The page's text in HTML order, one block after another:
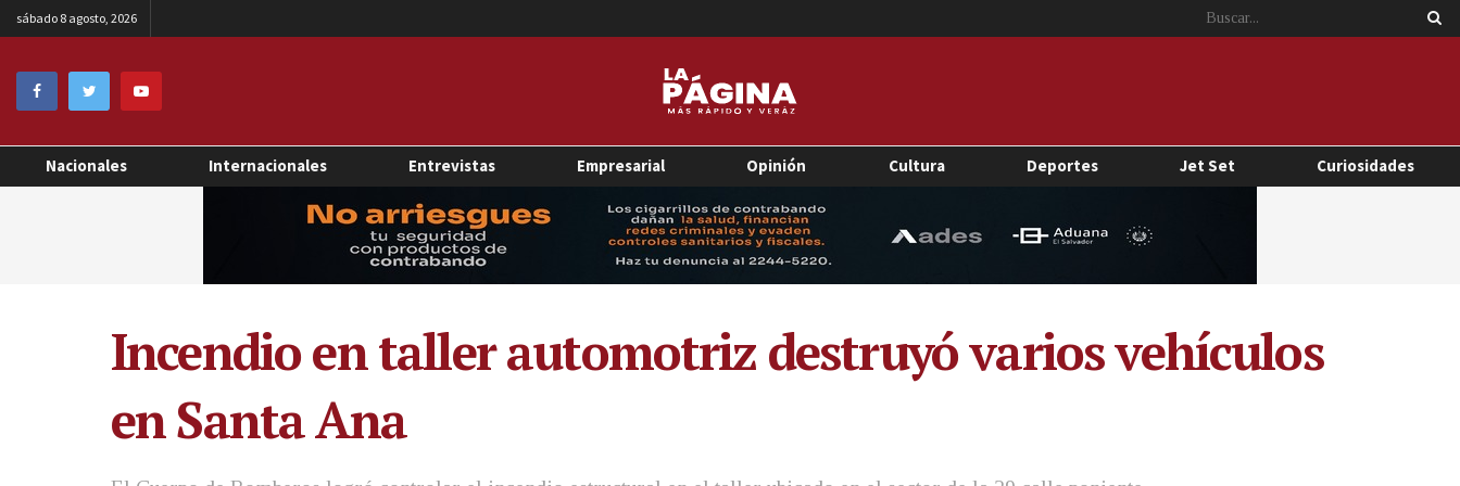
sábado 8 agosto, 2026
Nacionales Internacionales Entrevistas Empresarial Opinión Cultura Deportes Jet Set Curiosidades
Incendio en taller automotriz destruyó varios vehículos
en Santa Ana